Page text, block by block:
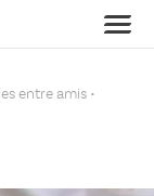
entre amis